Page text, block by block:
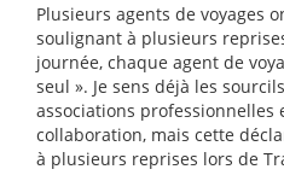
Plusieurs agents de voyages
soulignant à plusieurs
journée, chaque agent de
seul ». Je sens déjà les
associations professionnelles
collaboration, mais cette
à plusieurs reprises lors de